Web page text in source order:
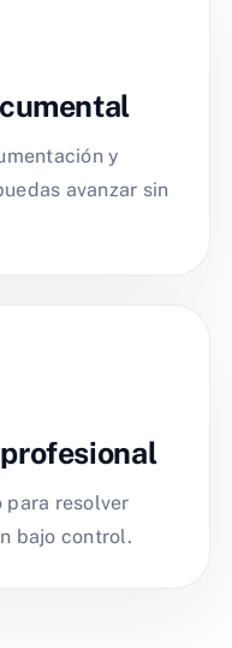
y
avanzar sin
para resolver
bajo control.